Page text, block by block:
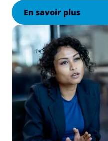
En savoir plus